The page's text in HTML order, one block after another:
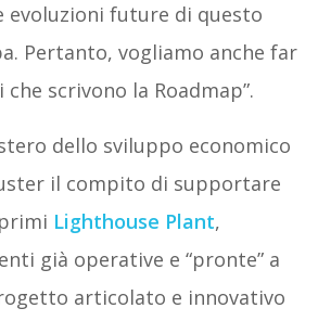
evoluzioni future di questo
Pertanto, vogliamo anche far
scrivono la Roadmap”.
dello sviluppo economico
il compito di supportare
Lighthouse Plant,
già operative e “pronte” a
articolato e innovativo